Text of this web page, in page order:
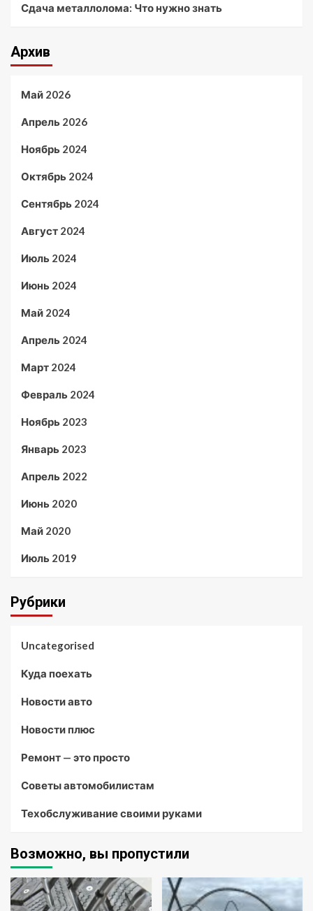
Сдача металлолома: Что нужно знать
Архив
Май 2026
Апрель 2026
Ноябрь 2024
Октябрь 2024
Сентябрь 2024
Август 2024
Июль 2024
Июнь 2024
Май 2024
Апрель 2024
Март 2024
Февраль 2024
Ноябрь 2023
Январь 2023
Апрель 2022
Июнь 2020
Май 2020
Июль 2019
Рубрики
Uncategorised
Куда поехать
Новости авто
Новости плюс
Ремонт — это просто
Советы автомобилистам
Техобслуживание своими руками
Возможно, вы пропустили